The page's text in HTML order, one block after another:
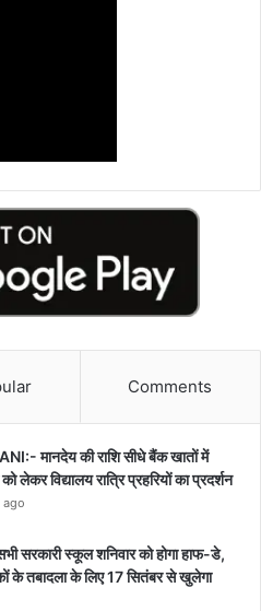
Comments
मानदेय की राशि सीधे बैंक खातों में
लेकर विद्यालय रात्रि प्रहरियों का प्रदर्शन
ago
सरकारी स्कूल शनिवार को होगा हाफ-डे,
के तबादला के लिए 17 सितंबर से खुलेगा